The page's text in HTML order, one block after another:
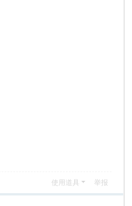
使用道具 举报